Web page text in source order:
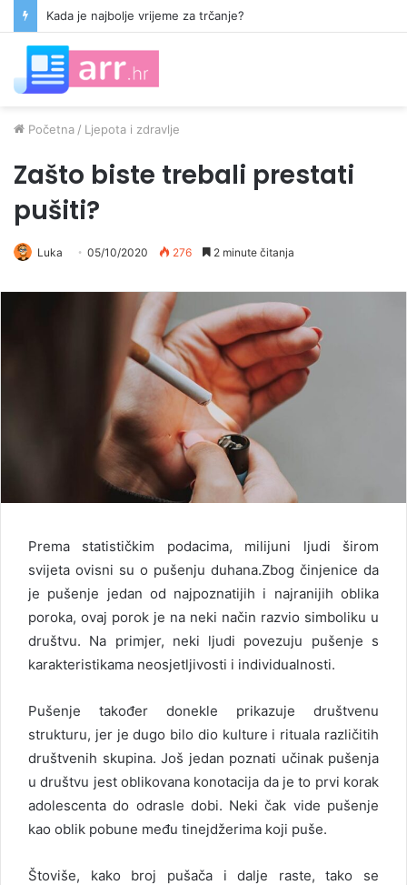
Kada je najbolje vrijeme za trčanje?
Početna / Ljepota i zdravlje
Zašto biste trebali prestati
pušiti?
Luka 05/10/2020 276 2 minute čitanja
Prema statističkim podacima, milijuni ljudi širom
svijeta ovisni su o pušenju duhana.Zbog činjenice da
je pušenje jedan od najpoznatijih i najranijih oblika
poroka, ovaj porok je na neki način razvio simboliku u
društvu. Na primjer, neki ljudi povezuju pušenje s
karakteristikama neosjetljivosti i individualnosti.
Pušenje također donekle prikazuje društvenu
strukturu, jer je dugo bilo dio kulture i rituala različitih
društvenih skupina. Još jedan poznati učinak pušenja
u društvu jest oblikovana konotacija da je to prvi korak
adolescenta do odrasle dobi. Neki čak vide pušenje
kao oblik pobune među tinejdžerima koji puše.
Štoviše, kako broj pušača i dalje raste, tako se